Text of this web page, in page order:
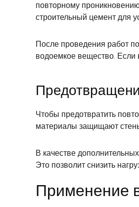
повторному
строительный цемент для
После проведения работ
водоемкое вещество. Если
Чтобы предотвратить
материалы защищают
В качестве
Это позволит снизить
Применение